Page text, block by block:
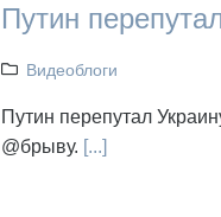
Путин
Видеоблоги
Путин перепутал
@брыву. [...]